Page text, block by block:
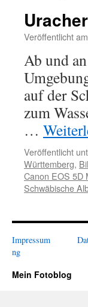
Veröffentlicht am
Ab und
auf der
zum
…
Veröffentlicht
Württemberg,
Canon EOS 5D
Schwäbische
Impressum
ng
Mein Fotoblog